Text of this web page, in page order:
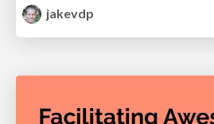
jakevdp